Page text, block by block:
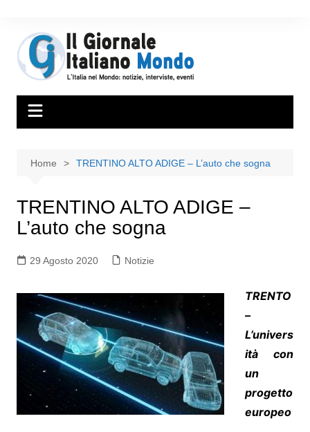
Home TRENTINO ALTO ADIGE – L’auto che sogna
TRENTINO ALTO ADIGE –
L’auto che sogna
29 Agosto 2020 Notizie
TRENTO
–
L’univers
ità con
un
progetto
europeo